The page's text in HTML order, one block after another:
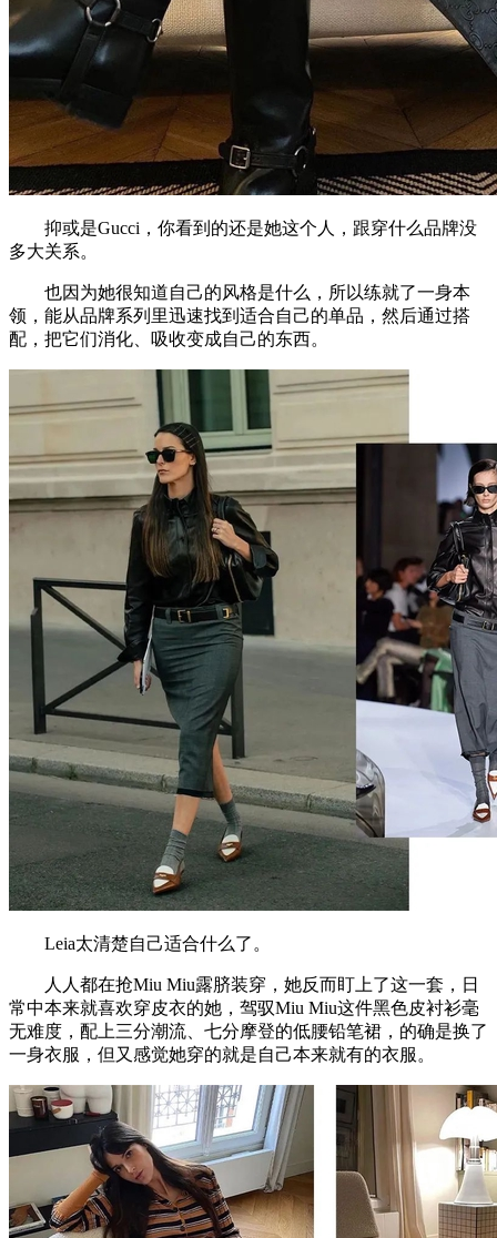
抑或是Gucci，你看到的还是她这个人，跟穿什么品牌没
多大关系。
也因为她很知道自己的风格是什么，所以练就了一身本
领，能从品牌系列里迅速找到适合自己的单品，然后通过搭
配，把它们消化、吸收变成自己的东西。
Leia太清楚自己适合什么了。
人人都在抢Miu Miu露脐装穿，她反而盯上了这一套，日
常中本来就喜欢穿皮衣的她，驾驭Miu Miu这件黑色皮衬衫毫
无难度，配上三分潮流、七分摩登的低腰铅笔裙，的确是换了
一身衣服，但又感觉她穿的就是自己本来就有的衣服。